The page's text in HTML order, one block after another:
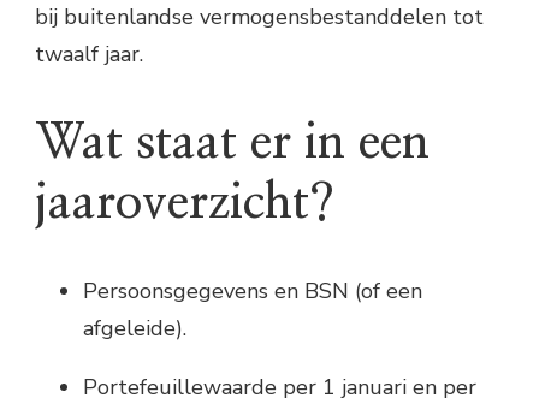
bij buitenlandse vermogensbestanddelen tot
twaalf jaar.
Wat staat er in een
jaaroverzicht?
Persoonsgegevens en BSN (of een
afgeleide).
Portefeuillewaarde per 1 januari en per